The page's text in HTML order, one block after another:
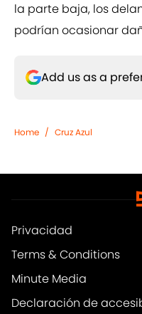
la parte baja, los
podrían ocasionar
Add us as a
Home / Cruz Azul
Privacidad
Terms & Conditions
Minute Media
Declaración de